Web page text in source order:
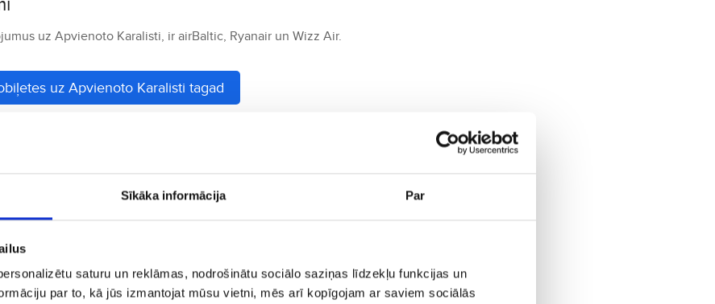
Sīkāka informācija Par
saturu un reklāmas, nodrošinātu sociālo saziņas līdzekļu funkcijas un
par to, kā jūs izmantojat mūsu vietni, mēs arī kopīgojam ar saviem sociālās
uz Apvienoto Karalisti, ir airBaltic, Ryanair un Wizz Air.
uz Apvienoto Karalisti tagad
varētu Jums patikt